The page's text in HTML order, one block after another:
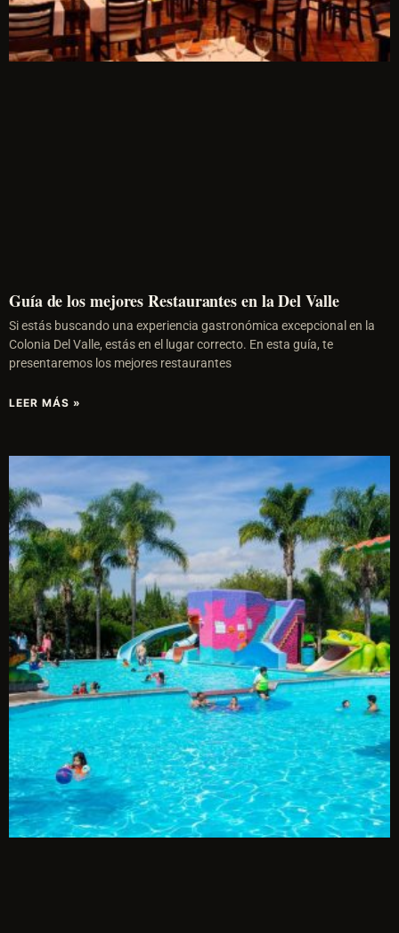
Guía de los mejores Restaurantes en la Del Valle
Si estás buscando una experiencia gastronómica excepcional en la
Colonia Del Valle, estás en el lugar correcto. En esta guía, te
presentaremos los mejores restaurantes
LEER MÁS »